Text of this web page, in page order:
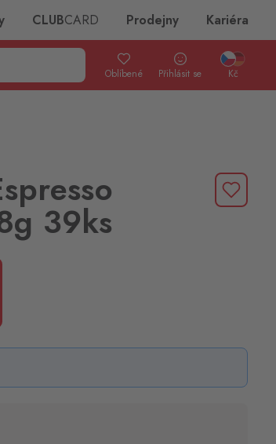
CLUBCARD Prodejny Kariéra
Oblíbené Přihlásit se Kč
39ks